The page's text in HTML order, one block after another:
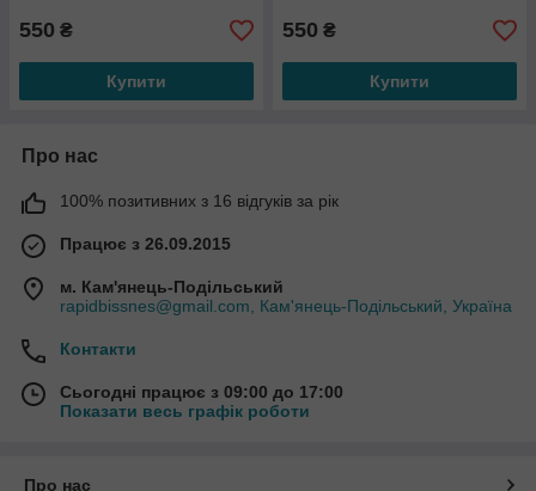
550 ₴
Купити
550 ₴
Купити
Про нас
100% позитивних з 16 відгуків за рік
Працює з 26.09.2015
м. Кам'янець-Подільський
rapidbissnes@gmail.com, Кам'янець-Подільський, Україна
Контакти
Сьогодні працює з 09:00 до 17:00
Показати весь графік роботи
Про нас